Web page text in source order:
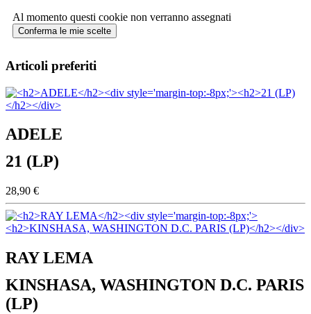
Al momento questi cookie non verranno assegnati
Conferma le mie scelte
Articoli preferiti
ADELE
21 (LP)
28,90 €
RAY LEMA
KINSHASA, WASHINGTON D.C. PARIS
(LP)